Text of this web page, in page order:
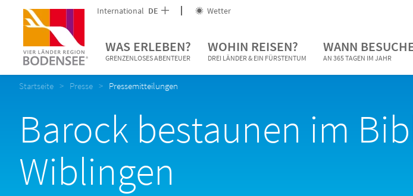
International DE Wetter
WAS ERLEBEN?
GRENZENLOSES ABENTEUER
WOHIN REISEN?
DREI LÄNDER & EIN FÜRSTENTUM
WANN
AN 365 TAGEN IM JAHR
Startseite Presse Pressemitteilungen
Barock bestaunen im
Wiblingen